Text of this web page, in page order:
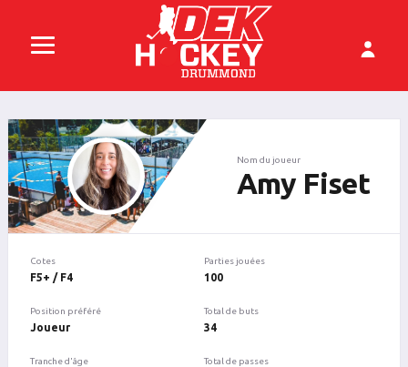
Nom du joueur
Amy Fiset
Cotes
F5+ / F4
Position préféré
Joueur
Tranche d'âge
Parties jouées
100
Total de buts
34
Total de passes